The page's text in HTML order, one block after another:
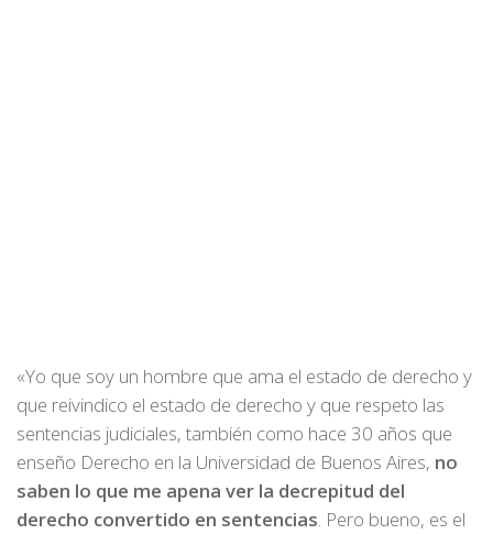
«Yo que soy un hombre que ama el estado de derecho y
que reivindico el estado de derecho y que respeto las
sentencias judiciales, también como hace 30 años que
enseño Derecho en la Universidad de Buenos Aires, no
saben lo que me apena ver la decrepitud del
derecho convertido en sentencias. Pero bueno, es el